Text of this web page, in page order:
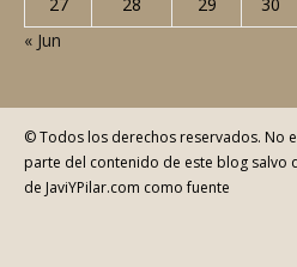
« Jun
© Todos los derechos reservados. No
parte del contenido de este blog salvo
de JaviYPilar.com como fuente